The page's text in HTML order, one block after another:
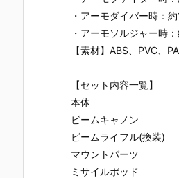
・アーモダイバー時：
・アーモソルジャー時
【素材】ABS、PVC、
【セット内容一覧】
本体
ビームキャノン
ビームライフル(換装)
マウントパーツ
ミサイルポッド